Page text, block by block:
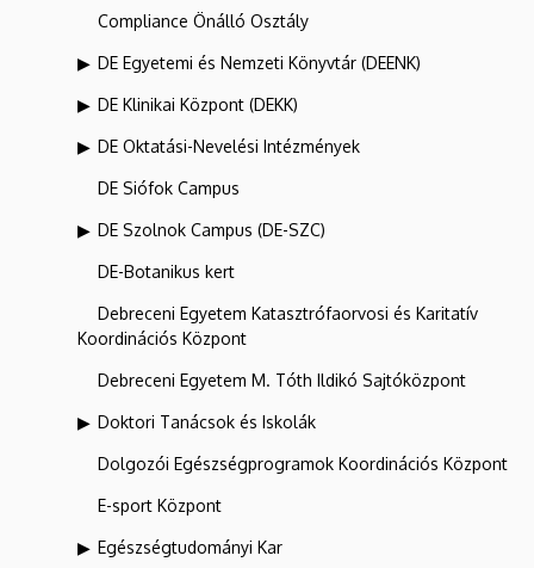
Compliance Önálló Osztály
DE Egyetemi és Nemzeti Könyvtár (DEENK)
DE Klinikai Központ (DEKK)
DE Oktatási-Nevelési Intézmények
DE Siófok Campus
DE Szolnok Campus (DE-SZC)
DE-Botanikus kert
Debreceni Egyetem Katasztrófaorvosi és Karitatív
Koordinációs Központ
Debreceni Egyetem M. Tóth Ildikó Sajtóközpont
Doktori Tanácsok és Iskolák
Dolgozói Egészségprogramok Koordinációs Központ
E-sport Központ
Egészségtudományi Kar